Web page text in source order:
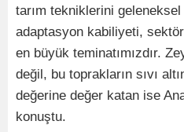
tarım tekniklerini
adaptasyon kabiliyeti,
en büyük teminatımızdır.
değil, bu toprakların sıvı
değerine değer katan ise
konuştu.